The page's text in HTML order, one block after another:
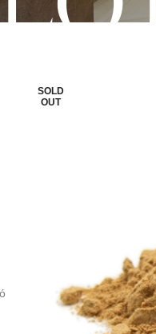
SOLD
OUT